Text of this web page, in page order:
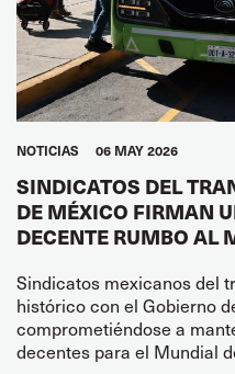
NOTICIAS 06 MAY 2026
SINDICATOS DEL
DE MÉXICO FIRMAN
DECENTE RUMBO AL
Sindicatos mexicanos del
histórico con el Gobierno
comprometiéndose a
decentes para el Mundial